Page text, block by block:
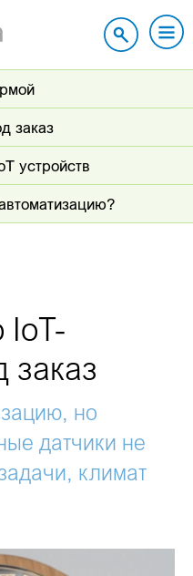
заказ
устройств
IoT-
заказ
но
датчики не
климат